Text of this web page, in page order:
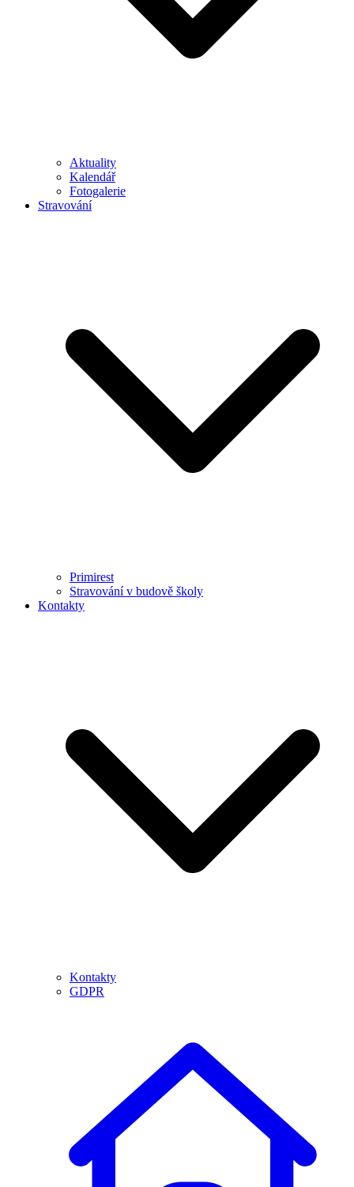
Aktuality
Kalendář
Fotogalerie
Stravování
Primirest
Stravování v budově školy
Kontakty
Kontakty
GDPR